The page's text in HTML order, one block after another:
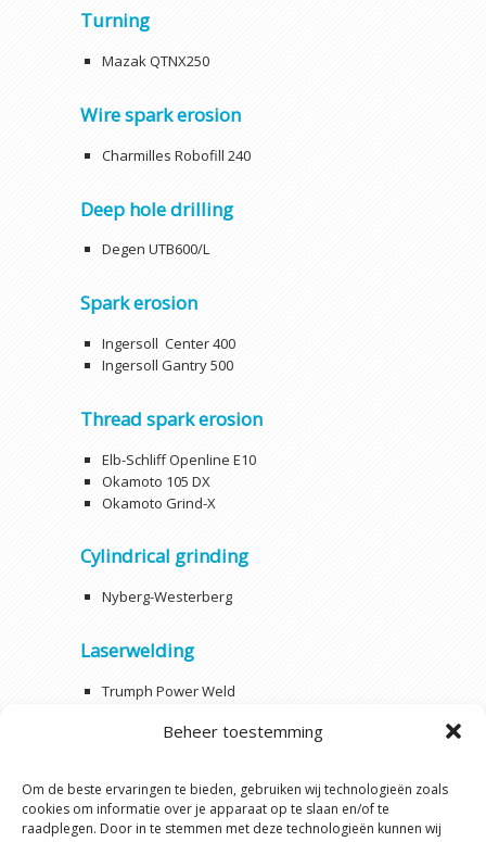
Beheer toestemming
Om de beste ervaringen te bieden, gebruiken wij technologieën zoals
cookies om informatie over je apparaat op te slaan en/of te
raadplegen. Door in te stemmen met deze technologieën kunnen wij
Turning
Mazak QTNX250
Wire spark erosion
Charmilles Robofill 240
Deep hole drilling
Degen UTB600/L
Spark erosion
Ingersoll Center 400
Ingersoll Gantry 500
Thread spark erosion
Elb-Schliff Openline E10
Okamoto 105 DX
Okamoto Grind-X
Cylindrical grinding
Nyberg-Westerberg
Laserwelding
Trumph Power Weld
Jig grinding
Hauser H45-405